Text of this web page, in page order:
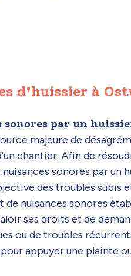
d'huissier à
sonores par un
majeure de
chantier. Afin de
sonores par un
des troubles subis
nuisances sonores
ses droits et de
ou de troubles
appuyer une plainte